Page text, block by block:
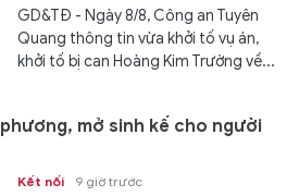
GD&TĐ - Ngày 8/8, Công an Tuyên
Quang thông tin vừa khởi tố vụ án,
khởi tố bị can Hoàng Kim Trường về...
mở sinh kế cho người
Kết nối 9 giờ trước